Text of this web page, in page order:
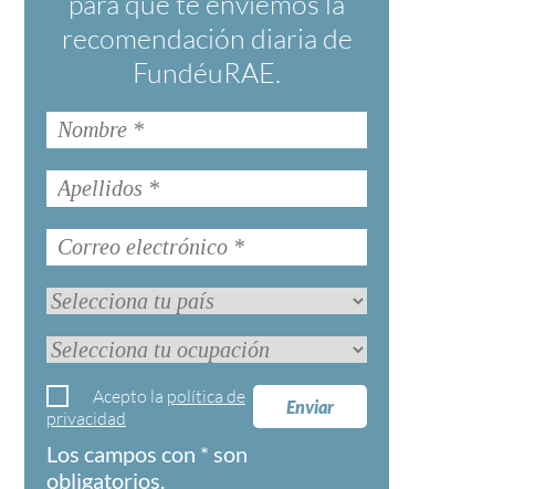
recomendación diaria de
FundéuRAE.
Enviar
Acepto la política de
privacidad
Los campos con * son
obligatorios.